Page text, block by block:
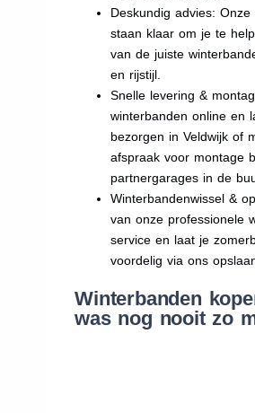
Deskundig advies:
staan klaar om je te
van de juiste
en rijstijl.
Snelle levering &
winterbanden online en
bezorgen in Veldwijk of
afspraak voor montage
partnergarages in de
Winterbandenwissel &
van onze professionele
service en laat je
voordelig via ons
Winterbanden
was nog nooit zo